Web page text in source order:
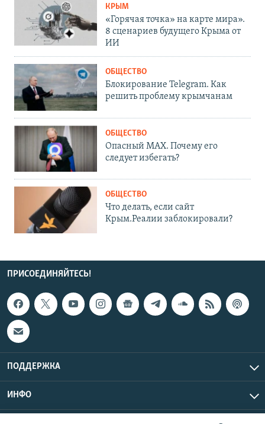
КРЫМ
«Горячая точка» на карте мира».
8 сценариев будущего Крыма от
ИИ
ОБЩЕСТВО
Блокирование Telegram. Как
решить проблему крымчанам
ОБЩЕСТВО
Опасный MAX. Почему его
следует избегать?
ОБЩЕСТВО
Что делать, если сайт
Крым.Реалии заблокировали?
ПРИСОЕДИНЯЙТЕСЬ!
ПОДДЕРЖКА
ИНФО